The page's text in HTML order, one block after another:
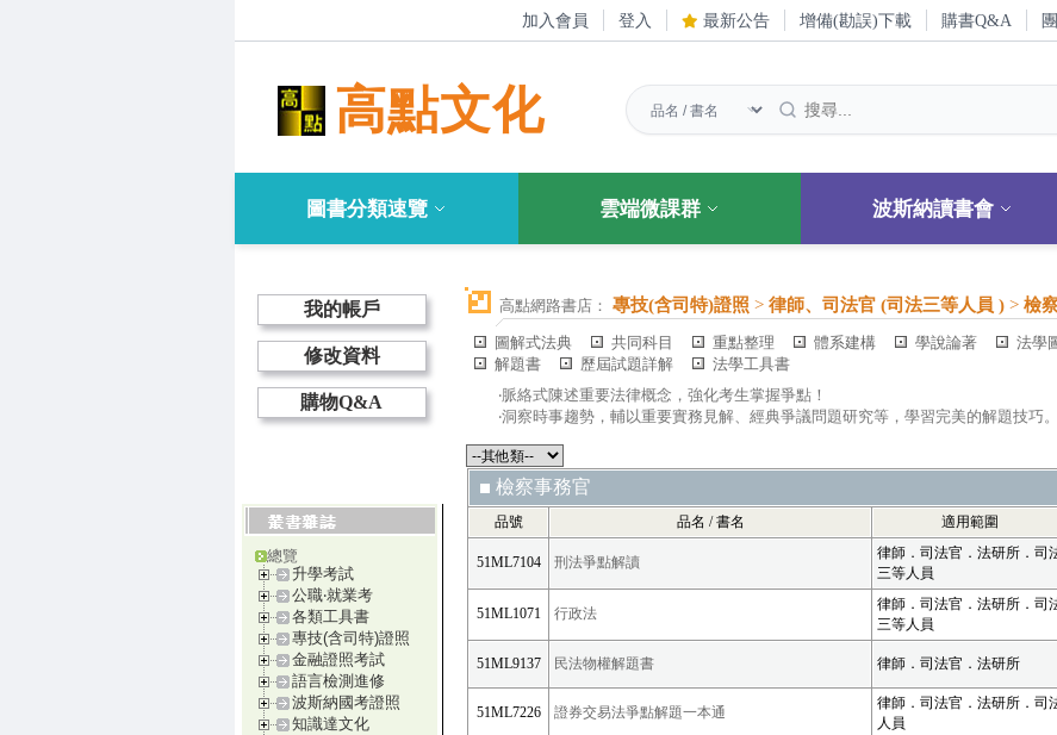
加入會員 登入 最新公告 增備(勘誤)下載 購書Q&A
高點文化
圖書分類速覽 雲端微課群 波斯納讀書會
我的帳戶
修改資料
購物Q&A
總覽
升學考試
公職‧就業考
各類工具書
專技(含司特)證照
金融證照考試
語言檢測進修
波斯納國考證照
知識達文化
高點網路書店： 專技(含司特)證照 > 律師、司法官 (司法三等人員 ) > 檢
圖解式法典 共同科目 重點整理 體系建構 學說論著 法學
解題書
歷屆試題詳解
法學工具書
‧脈絡式陳述重要法律概念，強化考生掌握爭點！
‧洞察時事趨勢，輔以重要實務見解、經典爭議問題研究等，學習完美的解題技巧。
檢察事務官
品號 品名 / 書名 適用範圍
51ML7104 刑法爭點解讀
律師．司法官．法研所．司
三等人員
51ML1071 行政法
律師．司法官．法研所．司
三等人員
51ML9137 民法物權解題書 律師．司法官．法研所
51ML7226 證券交易法爭點解題一本通
律師．司法官．法研所．司
人員